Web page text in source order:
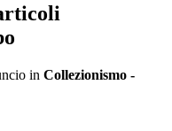
in Collezionismo -